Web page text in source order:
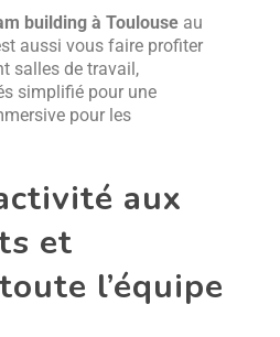
building à Toulouse au
aussi vous faire profiter
salles de travail,
simplifié pour une
pour les
aux
et
l’équipe